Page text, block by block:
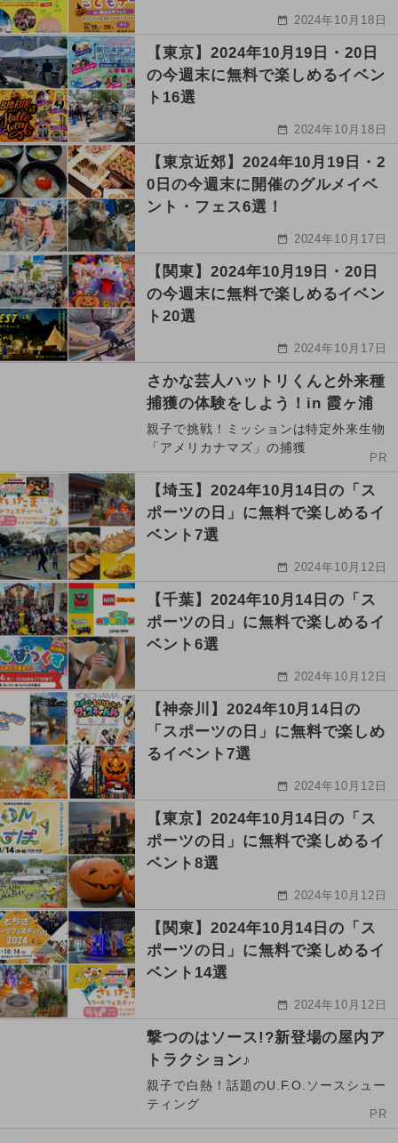
2024年10月18日
【東京】2024年10月19日・20日
の今週末に無料で楽しめるイベン
ト16選
2024年10月18日
【東京近郊】2024年10月19日・2
0日の今週末に開催のグルメイベ
ント・フェス6選！
2024年10月17日
【関東】2024年10月19日・20日
の今週末に無料で楽しめるイベン
ト20選
2024年10月17日
さかな芸人ハットリくんと外来種
捕獲の体験をしよう！in 霞ヶ浦
親子で挑戦！ミッションは特定外来生物
「アメリカナマズ」の捕獲
PR
【埼玉】2024年10月14日の「ス
ポーツの日」に無料で楽しめるイ
ベント7選
2024年10月12日
【千葉】2024年10月14日の「ス
ポーツの日」に無料で楽しめるイ
ベント6選
2024年10月12日
【神奈川】2024年10月14日の
「スポーツの日」に無料で楽しめ
るイベント7選
2024年10月12日
【東京】2024年10月14日の「ス
ポーツの日」に無料で楽しめるイ
ベント8選
2024年10月12日
【関東】2024年10月14日の「ス
ポーツの日」に無料で楽しめるイ
ベント14選
2024年10月12日
撃つのはソース!?新登場の屋内ア
トラクション♪
親子で白熱！話題のU.F.O.ソースシュー
ティング
PR